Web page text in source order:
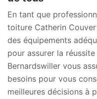
En tant que
toiture Catherin
des équipements
pour assurer la
Bernardswiller vous
besoins pour vous
meilleures décisions à